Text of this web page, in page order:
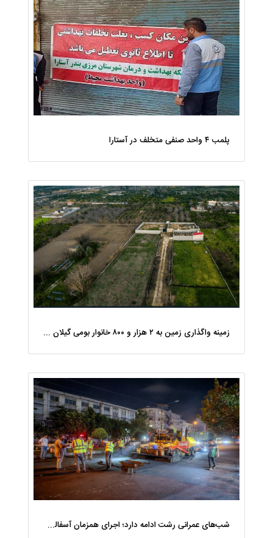
پلمب ۴ واحد صنفی متخلف در آستارا
زمینه واگذاری زمین به ۲ هزار و ۸۰۰ خانوار بومی گیلان فراهم شد
شب‌های عمرانی رشت ادامه دارد؛ اجرای همزمان آسفالت‌ریزی در پنج منطقه شهری